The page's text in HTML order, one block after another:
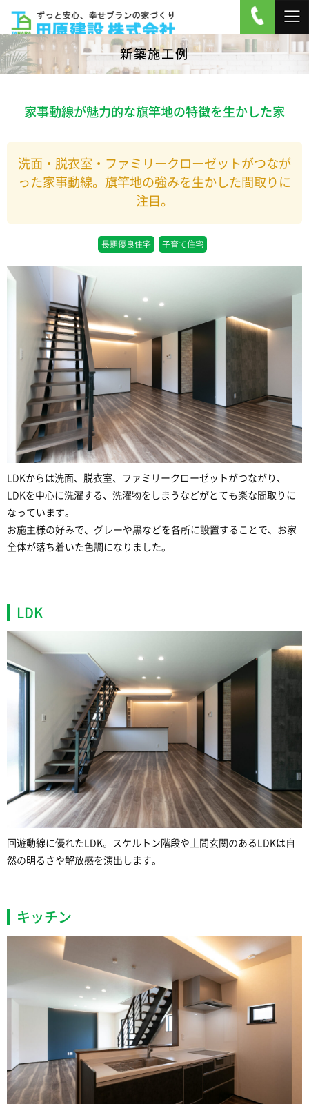
新築施工例
家事動線が魅力的な旗竿地の特徴を生かした家
洗面・脱衣室・ファミリークローゼットがつなが
った家事動線。旗竿地の強みを生かした間取りに
注目。
長期優良住宅 子育て住宅
LDKからは洗面、脱衣室、ファミリークローゼットがつながり、
LDKを中心に洗濯する、洗濯物をしまうなどがとても楽な間取りに
なっています。
お施主様の好みで、グレーや黒などを各所に設置することで、お家
全体が落ち着いた色調になりました。
LDK
回遊動線に優れたLDK。スケルトン階段や土間玄関のあるLDKは自
然の明るさや解放感を演出します。
キッチン